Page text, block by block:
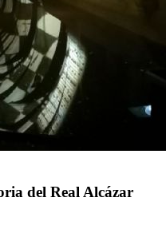
del Real Alcázar